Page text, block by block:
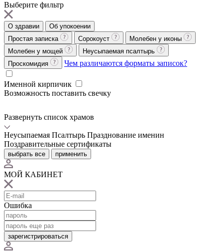
Выберите фильтр
О здравии
Об упокоении
Простая записка
Сорокоуст
Молебен у иконы
Молебен у мощей
Неусыпаемая псалтырь
Проскомидия
Чем различаются форматы записок?
Именной кирпичик
Возможность поставить свечку
Развернуть список храмов
Неусыпаемая Псалтырь Празднование именин
Поздравительные сертификаты
выбрать все применить
МОЙ КАБИНЕТ
Ошибка
зарегистрироваться